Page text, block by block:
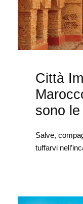
Città
sono
Salve,
tuffarvi